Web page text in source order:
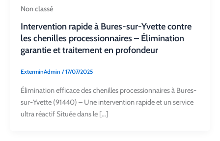
Non classé
Intervention rapide à Bures-sur-Yvette contre
les chenilles processionnaires – Élimination
garantie et traitement en profondeur
ExterminAdmin /17/07/2025
Élimination efficace des chenilles processionnaires à Bures-
sur-Yvette (91440) – Une intervention rapide et un service
ultra réactif Située dans le […]